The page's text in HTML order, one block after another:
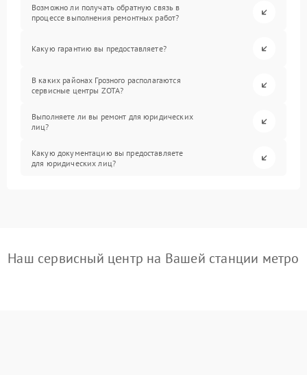
Возможно ли получать обратную связь в
процессе выполнения ремонтных работ?
Какую гарантию вы предоставляете?
В каких районах Грозного располагаются
сервисные центры ZOTA?
Выполняете ли вы ремонт для юридических
лиц?
Какую документацию вы предоставляете
для юридических лиц?
Наш сервисный центр на Вашей станции метро